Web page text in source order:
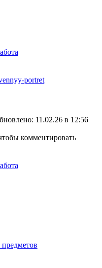
portret
11.02.26 в 12:56
комментировать